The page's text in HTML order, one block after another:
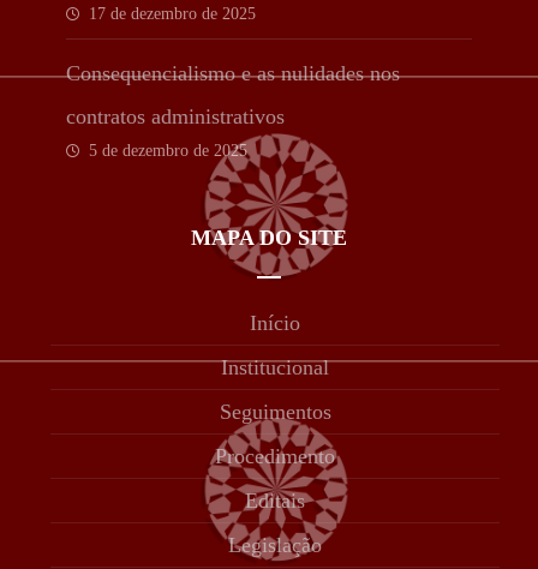
17 de dezembro de 2025
Consequencialismo e as nulidades nos
contratos administrativos
5 de dezembro de 2025
MAPA DO SITE
Início
Institucional
Seguimentos
Procedimento
Editais
Legislação